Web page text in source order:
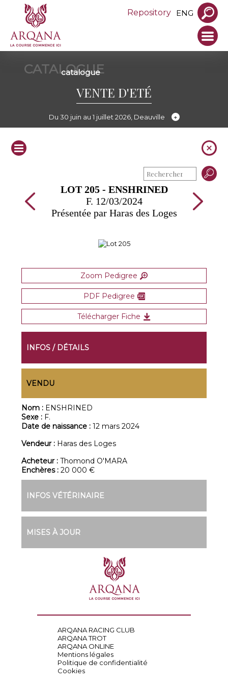
Repository ENG
CATALOGUE
catalogue
VENTE D'ETÉ
Du 30 juin au 1 juillet 2026, Deauville
LOT 205 - ENSHRINED
F. 12/03/2024
Présentée par Haras des Loges
Zoom Pedigree
PDF Pedigree
Télécharger Fiche
INFOS / DÉTAILS
VENDU
Nom : ENSHRINED
Sexe : F.
Date de naissance :12 mars 2024
Vendeur : Haras des Loges
Acheteur :Thomond O'MARA
Enchères :20 000 €
INFOS VÉTÉRINAIRE
MISES À JOUR
ARQANA RACING CLUB
ARQANA TROT
ARQANA ONLINE
Mentions légales
Politique de confidentialité
Cookies